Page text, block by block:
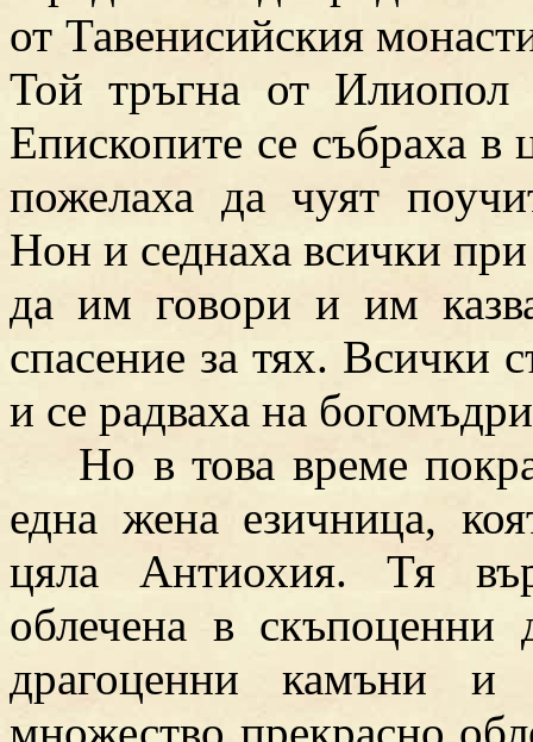
от Тавенисийския
Той тръгна от
Епископите се събраха
пожелаха да чуят
Нон и седнаха всички
да им говори и им
спасение за тях. Всички
и се радваха на
Но в това време
една жена езичница,
цяла Антиохия. Тя
облечена в скъпоценни
драгоценни камъни и
множество прекрасно